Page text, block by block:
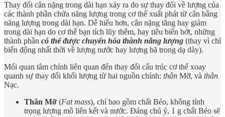
Thay đổi cân nặng trong dài hạn xảy ra do sự thay đổi về lượng của
các thành phần chứa năng lượng trong cơ thể xuất phát từ cân bằng
năng lượng trong dài hạn. Dễ hiểu hơn, cân nặng tăng hay giảm
trong dài hạn do cơ thể bạn tích lũy thêm, hay tiêu biến bớt, những
thành phần có thể được chuyển hóa thành năng lượng (thay vì chỉ
biến động nhất thời về lượng nước hay lượng bã trong dạ dày).
Mối quan tâm chính liên quan đến thay đổi cấu trúc cơ thể xoay
quanh sự thay đổi khối lượng từ hai nguồn chính: thân Mỡ, và thân
Nạc.
Thân Mỡ (Fat mass), chỉ bao gồm chất Béo, không tính
trọng lượng mô liên kết và nước. Đáng chú ý, 1 g chất Béo sẽ